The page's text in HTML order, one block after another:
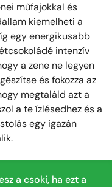
műfajokkal és
kiemelheti a
egy energikusabb
intenzív
a zene ne legyen
és fokozza az
megtaláld azt a
a te ízlésedhez és a
egy igazán
a csoki, ha ezt a